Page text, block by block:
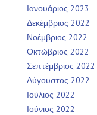
Ιανουάριος 2023
Δεκέμβριος 2022
Νοέμβριος 2022
Οκτώβριος 2022
Σεπτέμβριος 2022
Αύγουστος 2022
Ιούλιος 2022
Ιούνιος 2022